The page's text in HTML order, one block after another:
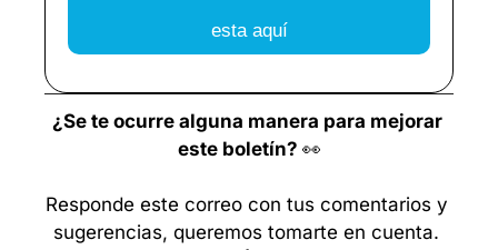
esta aquí
¿Se te ocurre alguna manera para mejorar
este boletín? 👀
Responde este correo con tus comentarios y
sugerencias, queremos tomarte en cuenta.